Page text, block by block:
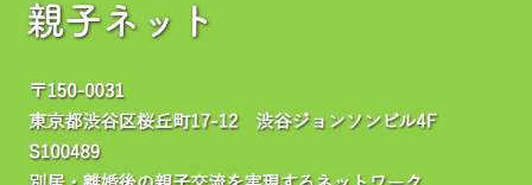
親子ネット